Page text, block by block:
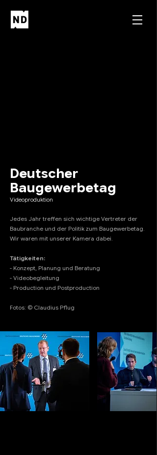
Deutscher
Baugewerbetag
Videoproduktion
Jedes Jahr treffen sich wichtige Vertreter der
Baubranche und der Politik zum Baugewerbetag.
Wir waren mit unserer Kamera dabei.
Tätigkeiten:
- Konzept, Planung und Beratung
- Videobegleitung
- Production und Postproduction
Fotos: © Claudius Pflug